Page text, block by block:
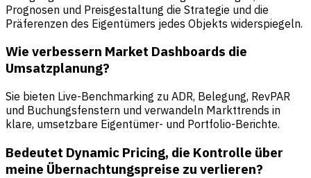
Prognosen und Preisgestaltung die Strategie und die
Präferenzen des Eigentümers jedes Objekts widerspiegeln.
Wie verbessern Market Dashboards die
Umsatzplanung?
Sie bieten Live-Benchmarking zu ADR, Belegung, RevPAR
und Buchungsfenstern und verwandeln Markttrends in
klare, umsetzbare Eigentümer- und Portfolio-Berichte.
Bedeutet Dynamic Pricing, die Kontrolle über
meine Übernachtungspreise zu verlieren?